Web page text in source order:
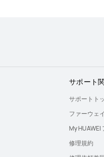
サポート
サポートト
ファーウェ
My HUAWEI
修理規約